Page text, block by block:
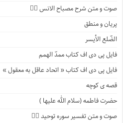
صوت و متن شرح مصباح الانس ۹️⃣
پریان و منطق
الضّلع الأیسر
فایل پی دی اف کتاب ممدّ الهمم
فایل پی دی اف کتاب « اتحاد عاقل به معقول »
قصه ی کوچه
حضرت فاطمه (سلام الله علیها )
صوت و متن تفسیر سوره توحید ۴️⃣